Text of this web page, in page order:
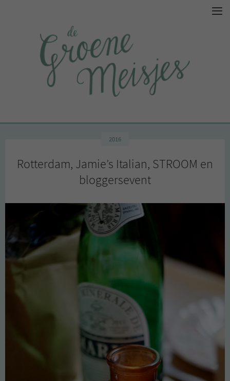
2016
Rotterdam, Jamie’s Italian, STROOM en
bloggersevent